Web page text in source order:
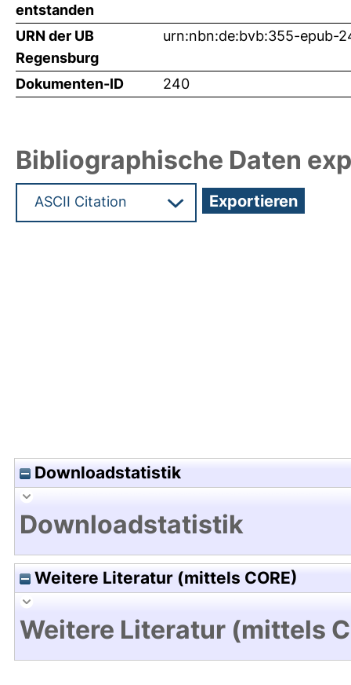
entstanden
URN der UB
Regensburg
urn:nbn:de:bvb:355-epub-
Dokumenten-ID 240
Bibliographische Daten
Downloadstatistik
Downloadstatistik
Weitere Literatur (mittels CORE)
Weitere Literatur (mittels